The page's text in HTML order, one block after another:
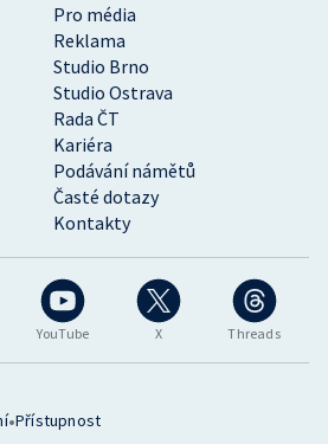
YouTube X Threads
Pro média
Reklama
Studio Brno
Studio Ostrava
Rada ČT
Kariéra
Podávání námětů
Časté dotazy
Kontakty
•Přístupnost